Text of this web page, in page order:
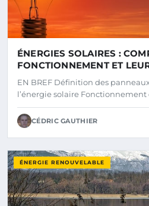
ÉNERGIES SOLAIRES :
FONCTIONNEMENT ET
EN BREF Définition des
l’énergie solaire Fonctionnement
CÉDRIC GAUTHIER
ÉNERGIE RENOUVELABLE